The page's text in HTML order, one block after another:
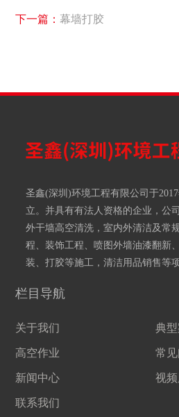
下一篇：幕墙打胶
圣鑫(深圳)环境工程有限公司于
立。并具有有法人资格的企业，公
外干墙高空清洗，室内外清洁及常
程、装饰工程、喷图外墙油漆翻新
装、打胶等施工，清洁用品销售等项
栏目导航
关于我们 典型
高空作业 常
新闻中心 视
联系我们